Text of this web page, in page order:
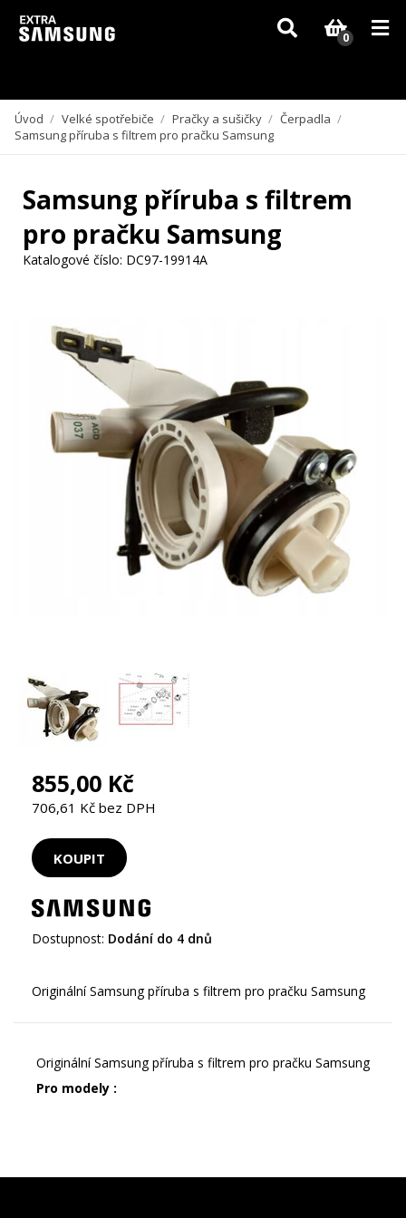
Vzhledem k aktuální situaci se může dodání dílů, které nejsou skladem,
zpozdit. Děkujeme za pochopení.
0
Úvod / Velké spotřebiče / Pračky a sušičky / Čerpadla /
Samsung příruba s filtrem pro pračku Samsung
Samsung příruba s filtrem
pro pračku Samsung
Katalogové číslo: DC97-19914A
855,00 Kč
706,61 Kč bez DPH
Dostupnost: Dodání do 4 dnů
Originální Samsung příruba s filtrem pro pračku Samsung
Pro modely :